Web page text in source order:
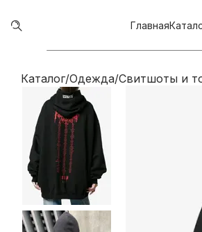
Главная
Каталог/Одежда/Свитшоты и